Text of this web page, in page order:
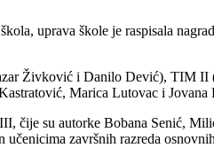
uprava škole je raspisala
Živković i Danilo Dević), TIM
Marica Lutovac i Jovana
su autorke Bobana Senić,
završnih razreda